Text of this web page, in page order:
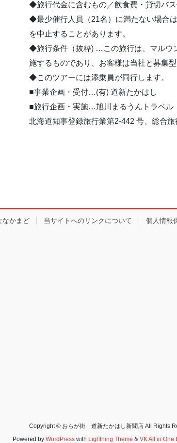
◆旅行代金に含むもの／飲食費・貸切バ
◆最少催行人員（21名）に満たない場合
を中止することがあります。
◆旅行条件（抜粋) …この旅行は、マルウ
施するものであり、お客様は当社と募集
◆このツアーには添乗員が同行します。
■事業企画・受付…(有) 道新たかはし
■旅行企画・実施…旭川まるうんトラベル
北海道知事登録旅行業第2-442 号、総合
なかまど 当サイトへのリンクについて 個人情報
Copyright © おらが街 道新たかはし新聞店 All Rights
Powered by WordPresswith Lightning Theme & VK All in One